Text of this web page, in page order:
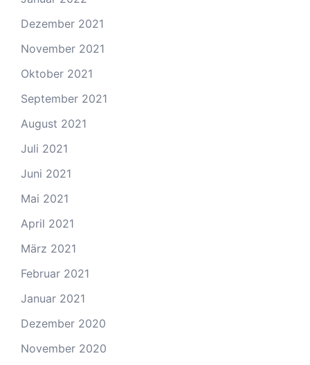
Dezember 2021
November 2021
Oktober 2021
September 2021
August 2021
Juli 2021
Juni 2021
Mai 2021
April 2021
März 2021
Februar 2021
Januar 2021
Dezember 2020
November 2020